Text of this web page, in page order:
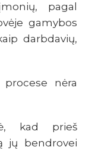
pagal
gamybos
darbdavių,
procese nėra
kad prieš
jų bendrovei